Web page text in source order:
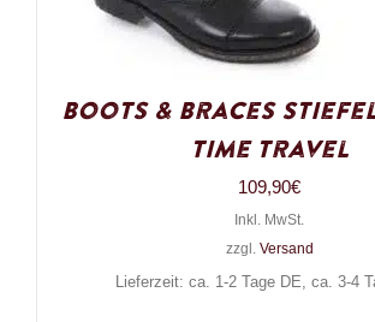
Boots & Braces
Time Travel
109,90€
Inkl. MwSt.
zzgl. Versand
Lieferzeit: ca. 1-2 Tage DE, ca. 3-4